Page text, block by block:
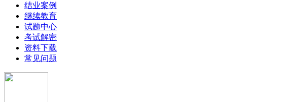
结业案例
继续教育
试题中心
考试解密
资料下载
常见问题